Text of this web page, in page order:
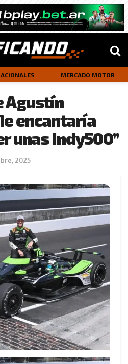
MERCADO MOTOR
Agustín
encantaría
unas Indy500”
2025